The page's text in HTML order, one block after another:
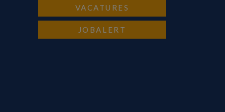
VACATURES
JOBALERT